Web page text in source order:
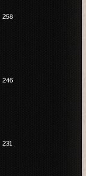
258
246
231